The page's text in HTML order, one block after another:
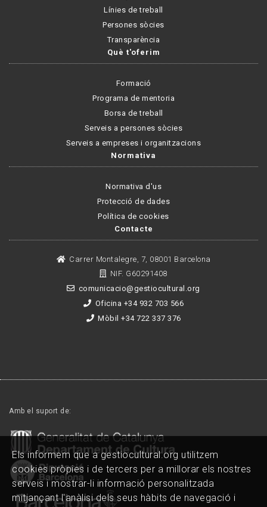
Línies de treball
Persones sòcies
Transparència
Què t'oferim
Formació
Programa de mentoria
Borsa de treball
Serveis a persones sòcies
Serveis a empreses i organitzacions
Normativa
Normativa d'us
Protecció de dades
Política de cookies
Contacte
Carrer Montalegre, 7, 08001 Barcelona
NIF. G60291408
comunicacio@gestiocultural.org
Oficina +34 932 703 566
Mòbil +34 722 337 376
Amb el suport de:
Els informem que a gestiocultural.org utilitzem
cookies pròpies i de tercers per a millorar els nostres
serveis i mostrar-li informació personalitzada
mitjançant l'anàlisi dels seus hàbits de navegació i